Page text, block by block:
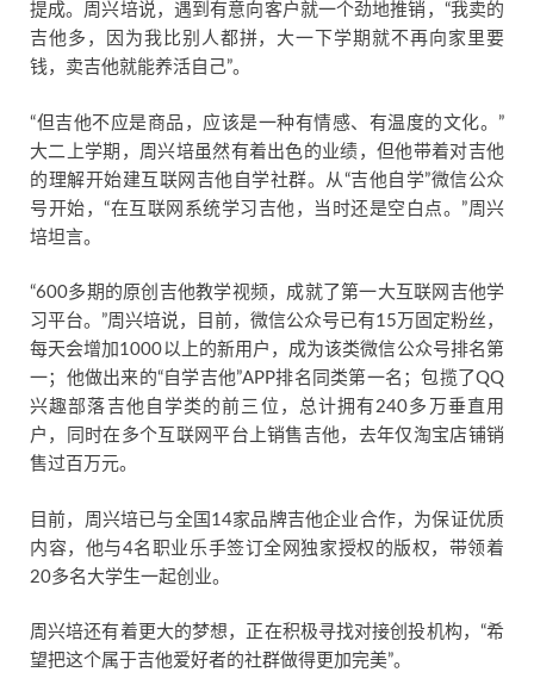
提成。周兴培说，遇到有意向客户就一个劲地推销，“我卖的
吉他多，因为我比别人都拼，大一下学期就不再向家里要
钱，卖吉他就能养活自己”。
“但吉他不应是商品，应该是一种有情感、有温度的文化。”
大二上学期，周兴培虽然有着出色的业绩，但他带着对吉他
的理解开始建互联网吉他自学社群。从“吉他自学”微信公众
号开始，“在互联网系统学习吉他，当时还是空白点。”周兴
培坦言。
“600多期的原创吉他教学视频，成就了第一大互联网吉他学
习平台。”周兴培说，目前，微信公众号已有15万固定粉丝，
每天会增加1000以上的新用户，成为该类微信公众号排名第
一；他做出来的“自学吉他”APP排名同类第一名；包揽了QQ
兴趣部落吉他自学类的前三位，总计拥有240多万垂直用
户，同时在多个互联网平台上销售吉他，去年仅淘宝店铺销
售过百万元。
目前，周兴培已与全国14家品牌吉他企业合作，为保证优质
内容，他与4名职业乐手签订全网独家授权的版权，带领着
20多名大学生一起创业。
周兴培还有着更大的梦想，正在积极寻找对接创投机构，“希
望把这个属于吉他爱好者的社群做得更加完美”。